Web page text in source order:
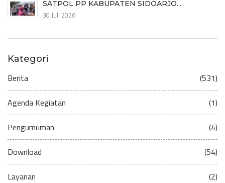
SATPOL PP KABUPATEN SIDOARJO...
30 Juli 2026
Kategori
Berita (531)
Agenda Kegiatan (1)
Pengumuman (4)
Download (54)
Layanan (2)